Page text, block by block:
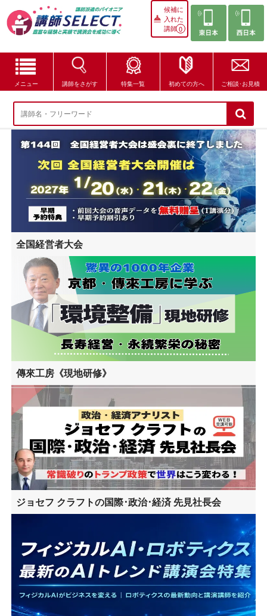
候補に
入れた
講師0
メニュー 講師をさがす 特集一覧 初めての方へ ご相談･お見積
講師をさがす
特集一覧
講師セレクトが選ばれる理由
ブログ・コラム
はじめての方へ
ご相談・お見積
全国経営者大会
傳來工房《現地研修》
ジョセフ クラフトの国際･政治･経済 先見社長会